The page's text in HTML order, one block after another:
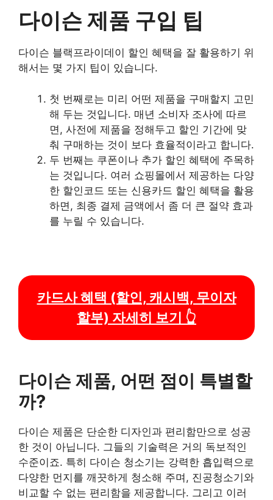
다이슨 제품 구입 팁
다이슨 블랙프라이데이 할인 혜택을 잘 활용하기 위
해서는 몇 가지 팁이 있습니다.
첫 번째로는 미리 어떤 제품을 구매할지 고민
해 두는 것입니다. 매년 소비자 조사에 따르
면, 사전에 제품을 정해두고 할인 기간에 맞
춰 구매하는 것이 보다 효율적이라고 합니다.
두 번째는 쿠폰이나 추가 할인 혜택에 주목하
는 것입니다. 여러 쇼핑몰에서 제공하는 다양
한 할인코드 또는 신용카드 할인 혜택을 활용
하면, 최종 결제 금액에서 좀 더 큰 절약 효과
를 누릴 수 있습니다.
카드사 혜택 (할인, 캐시백, 무이자
할부) 자세히 보기 👆
다이슨 제품, 어떤 점이 특별할
까?
다이슨 제품은 단순한 디자인과 편리함만으로 성공
한 것이 아닙니다. 그들의 기술력은 거의 독보적인
수준이죠. 특히 다이슨 청소기는 강력한 흡입력으로
다양한 먼지를 깨끗하게 청소해 주며, 진공청소기와
비교할 수 없는 편리함을 제공합니다. 그리고 이러